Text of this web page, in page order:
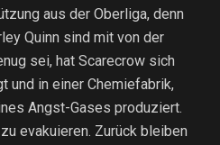
aus der Oberliga, denn
Quinn sind mit von der
sei, hat Scarecrow sich
und in einer Chemiefabrik,
Angst-Gases produziert.
evakuieren. Zurück bleiben